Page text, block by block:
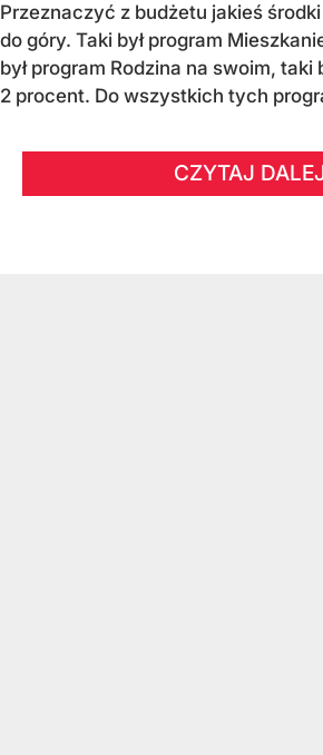
Przeznaczyć z budżetu jakieś
do góry. Taki był program
był program Rodzina na swoim, taki
2 procent. Do wszystkich tych
CZYTAJ